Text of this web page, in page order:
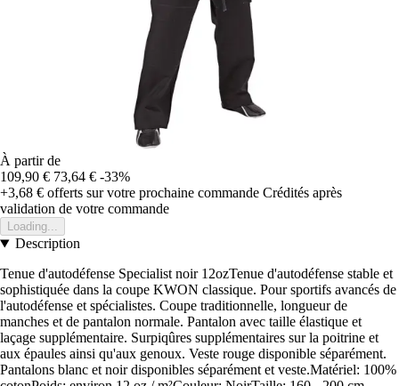
À partir de
109,90 € 73,64 € -33%
+3,68 € offerts sur votre prochaine commande Crédités après
validation de votre commande
Loading...
Description
Tenue d'autodéfense Specialist noir 12ozTenue d'autodéfense stable et
sophistiquée dans la coupe KWON classique. Pour sportifs avancés de
l'autodéfense et spécialistes. Coupe traditionnelle, longueur de
manches et de pantalon normale. Pantalon avec taille élastique et
laçage supplémentaire. Surpiqûres supplémentaires sur la poitrine et
aux épaules ainsi qu'aux genoux. Veste rouge disponible séparément.
Pantalons blanc et noir disponibles séparément et veste.Matériel: 100%